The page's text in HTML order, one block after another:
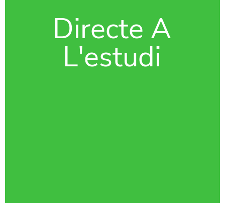
Directe A
L'estudi